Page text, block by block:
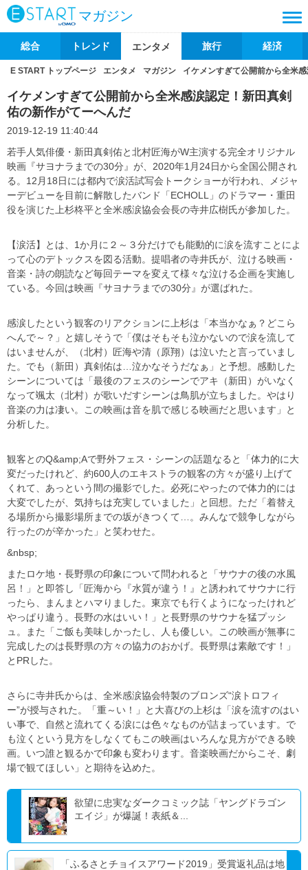
マガジン
総合 トレンド エンタメ 旅行 経済
E START トップページ エンタメ マガジン イケメンすぎて公開前から全米
イケメンすぎて公開前から全米感涙認定！新田真剣
佑の新作がてーへんだ
2019-12-19 11:40:44
若手人気俳優・新田真剣佑と北村匠海がW主演する完全オリジナル
映画『サヨナラまでの30分』が、2020年1月24日から全国公開され
る。12月18日には都内で涙活試写会トークショーが行われ、メジャ
ーデビューを目前に解散したバンド「ECHOLL」のドラマー・重田
役を演じた上杉柊平と全米感涙協会会長の寺井広樹氏が参加した。
【涙活】とは、1か月に２～３分だけでも能動的に涙を流すことによ
って心のデトックスを図る活動。提唱者の寺井氏が、泣ける映画・
音楽・詩の朗読など毎回テーマを変えて様々な泣ける企画を実施し
ている。今回は映画『サヨナラまでの30分』が選ばれた。
感涙したという観客のリアクションに上杉は「本当かなぁ？どこら
へんで～？」と嬉しそうで「僕はそもそも泣かないので涙を流して
はいませんが、（北村）匠海や清（原翔）は泣いたと言っていまし
た。でも（新田）真剣佑は…泣かなそうだなぁ」と予想。感動した
シーンについては「最後のフェスのシーンでアキ（新田）がいなく
なって颯太（北村）が歌いだすシーンは鳥肌が立ちました。やはり
音楽の力は凄い。この映画は音を肌で感じる映画だと思います」と
分析した。
観客とのQ&amp;Aで野外フェス・シーンの話題なると「体力的に大
変だったけれど、約600人のエキストラの観客の方々が盛り上げて
くれて、あっという間の撮影でした。必死にやったので体力的には
大変でしたが、気持ちは充実していました」と回想。ただ「着替え
る場所から撮影場所までの坂がきつくて…。みんなで競争しながら
行ったのが辛かった」と笑わせた。
&nbsp;
またロケ地・長野県の印象について問われると「サウナの後の水風
呂！」と即答し「匠海から『水質が違う！』と誘われてサウナに行
ったら、まんまとハマりました。東京でも行くようになったけれど
やっぱり違う。長野の水はいい！」と長野県のサウナを猛プッシ
ュ。また「ご飯も美味しかったし、人も優しい。この映画が無事に
完成したのは長野県の方々の協力のおかげ。長野県は素敵です！」
とPRした。
さらに寺井氏からは、全米感涙協会特製のブロンズ“涙トロフィ
ー”が授与された。「重～い！」と大喜びの上杉は「涙を流すのはい
い事で、自然と流れてくる涙には色々なものが詰まっています。で
も泣くという見方をしなくてもこの映画はいろんな見方ができる映
画。いつ誰と観るかで印象も変わります。音楽映画だからこそ、劇
場で観てほしい」と期待を込めた。
欲望に忠実なダークコミック誌「ヤングドラゴン
エイジ」が爆誕！表紙＆...
「ふるさとチョイスアワード2019」受賞返礼品は地